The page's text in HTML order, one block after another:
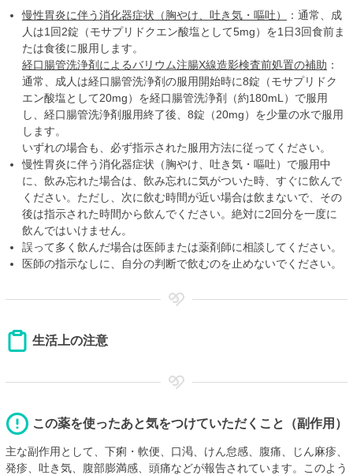
慢性胃炎に伴う消化器症状（胸やけ、吐き気・嘔吐）
：通常、成
人は1回2錠（モサプリドクエン酸塩として5mg）を1日3回食前ま
たは食後に服用します。
経口腸管洗浄剤によるバリウム注腸X線造影検査前処置の補助 ：
通常、成人は経口腸管洗浄剤の服用開始時に8錠（モサプリドク
エン酸塩として20mg）を経口腸管洗浄剤（約180mL）で服用
し、経口腸管洗浄剤服用終了後、8錠（20mg）を少量の水で服用
します。
いずれの場合も、必ず指示された服用方法に従ってください。
慢性胃炎に伴う消化器症状（胸やけ、吐き気・嘔吐）で服用中
に、飲み忘れた場合は、飲み忘れに気がついた時、すぐに飲んで
ください。ただし、次に飲む時間が近い場合は飲まないで、その
後は指示された時間から飲んでください。絶対に2回分を一度に
飲んではいけません。
誤って多く飲んだ場合は医師または薬剤師に相談してください。
医師の指示なしに、自分の判断で飲むのを止めないでください。
生活上の注意
この薬を使ったあと気をつけていただくこと（副作用）
主な副作用として、下痢・軟便、口渇、けん怠感、腹痛、じん麻疹、
発疹、吐き気、腹部膨満感、頭痛などが報告されています。このよう